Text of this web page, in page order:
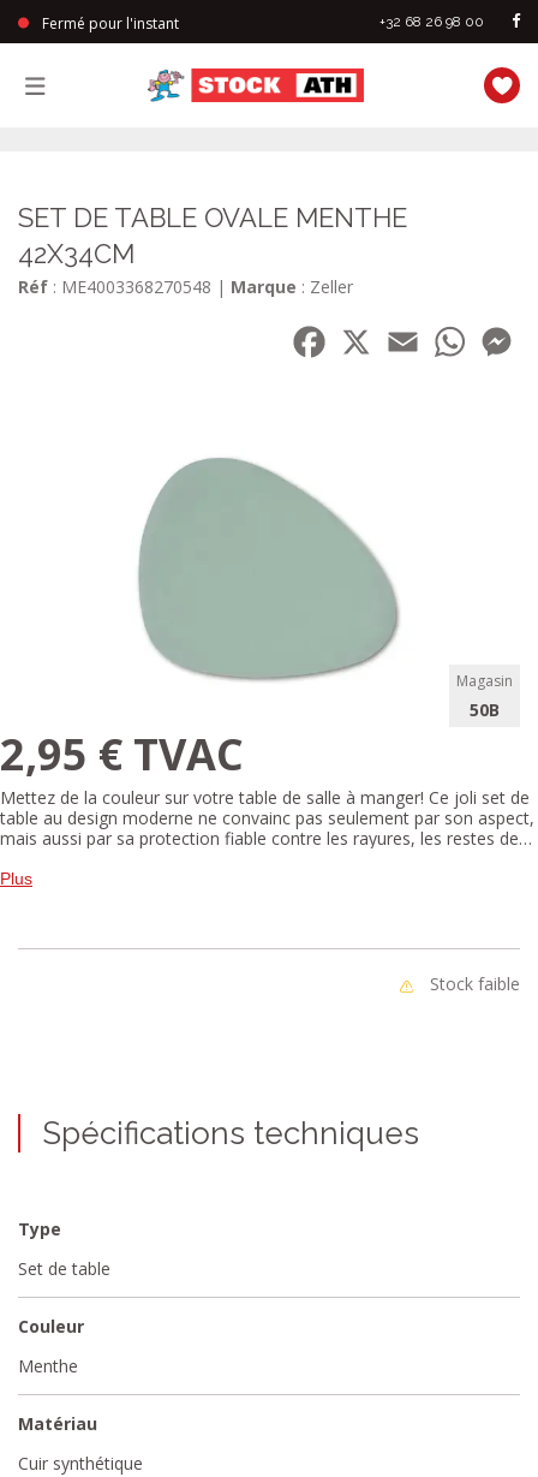
Fermé pour l'instant +32 68 26 98 00
SET DE TABLE OVALE MENTHE
42X34CM
Réf : ME4003368270548 | Marque : Zeller
Facebook
Email
Magasin
50B
2,95 € TVAC
Mettez de la couleur sur votre table de salle à manger! Ce joli set de
table au design moderne ne convainc pas seulement par son aspect,
mais aussi par sa protection fiable contre les rayures, les restes de
facilement avec un chiffon humide.
Plus
Stock faible
Spécifications techniques
Type
Set de table
Couleur
Menthe
Matériau
Cuir synthétique